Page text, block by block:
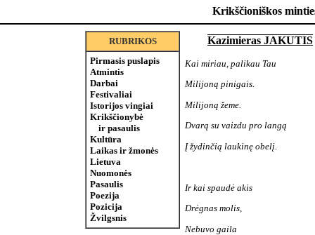
Krikščioniškos
RUBRIKOS
Pirmasis puslapis
Atmintis
Darbai
Festivaliai
Istorijos vingiai
Krikščionybė
ir pasaulis
Kultūra
Laikas ir žmonės
Lietuva
Nuomonės
Pasaulis
Poezija
Pozicija
Žvilgsnis
Kazimieras JAKUTIS
Kai miriau, palikau Tau
Milijoną pinigais.
Milijoną žeme.
Dvarą su vaizdu pro langą
Į žydinčią laukinę obelį.
Ir kai spaudė akis
Drėgnas molis,
Nebuvo gaila